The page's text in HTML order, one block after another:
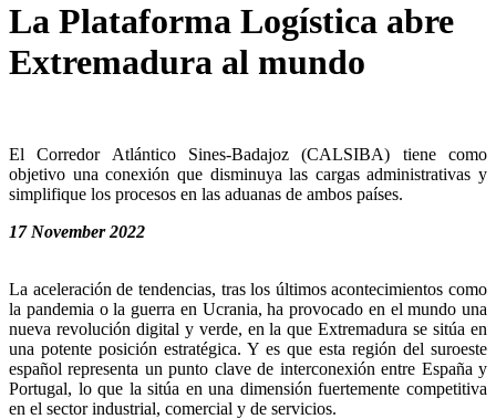
La Plataforma Logística abre
Extremadura al mundo
El Corredor Atlántico Sines-Badajoz (CALSIBA) tiene como
objetivo una conexión que disminuya las cargas administrativas y
simplifique los procesos en las aduanas de ambos países.
17 November 2022
La aceleración de tendencias, tras los últimos acontecimientos como
la pandemia o la guerra en Ucrania, ha provocado en el mundo una
nueva revolución digital y verde, en la que Extremadura se sitúa en
una potente posición estratégica. Y es que esta región del suroeste
español representa un punto clave de interconexión entre España y
Portugal, lo que la sitúa en una dimensión fuertemente competitiva
en el sector industrial, comercial y de servicios.